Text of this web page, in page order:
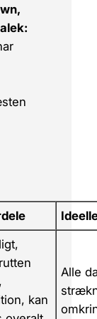
kan
Alle